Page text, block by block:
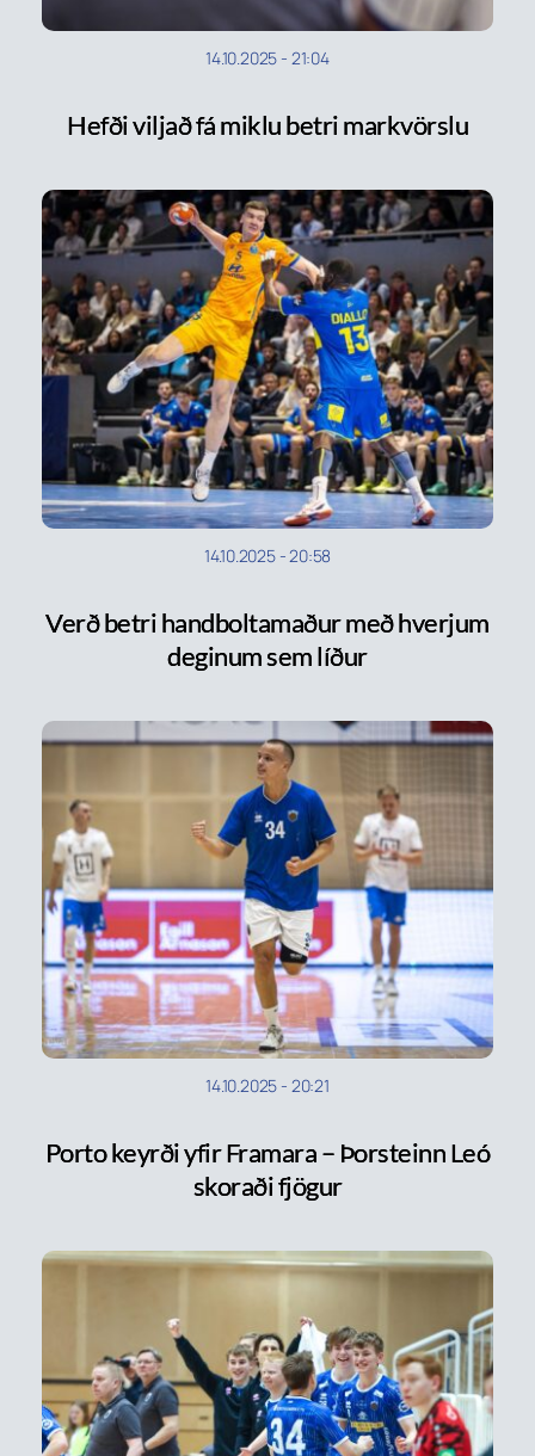
14.10.2025 - 21:04
Hefði viljað fá miklu betri markvörslu
14.10.2025-20:58
Verð betri handboltamaður með hverjum
deginum sem líður
14.10.2025 - 20:21
Porto keyrði yfir Framara – Þorsteinn Leó
skoraði fjögur